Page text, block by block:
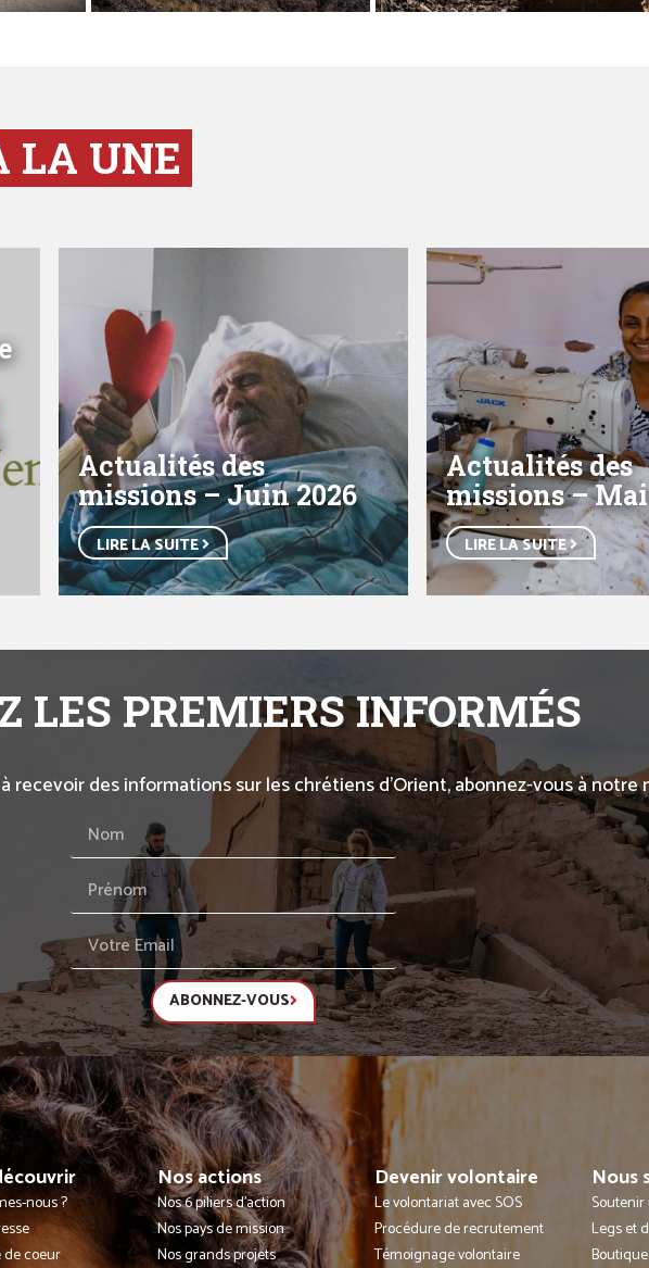
LA UNE
Actualités des
missions – Juin 2026
LIRE LA SUITE
Actualités des
missions –
LIRE LA SUITE
LES PREMIERS INFORMÉS
recevoir des informations sur les chrétiens d’Orient, abonnez-vous à
ABONNEZ-VOUS
nous ?
de coeur
Nos actions
Nos 6 piliers d'action
Nos pays de mission
Nos grands projets
Devenir volontaire
Le volontariat avec SOS
Procédure de recrutement
Témoignage volontaire
Nous
Legs et
Boutique